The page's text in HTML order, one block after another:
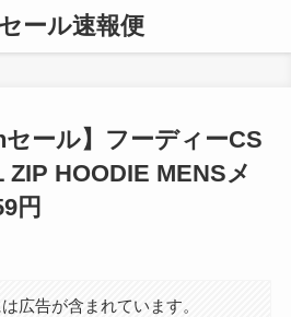
ール速報便
セール】フーディーCS
ZIP HOODIE MENSメ
円
広告が含まれています。